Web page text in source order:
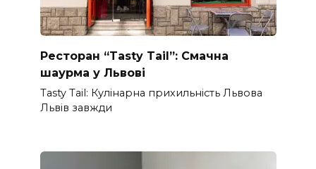
Ресторан “Tasty Tail”: Смачна
шаурма у Львові
Tasty Tail: Кулінарна прихильність Львова
Львів завжди